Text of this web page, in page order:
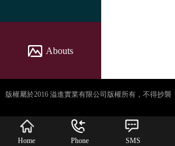
Abouts
版權屬於2016 溢進實業有限公司版權所有，不得抄襲
Home Phone SMS